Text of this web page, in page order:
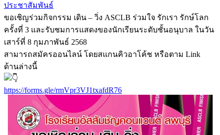
ประชาสัมพันธ์
ขอเชิญร่วมกิจกรรม เดิน – วิ่ง ASCLB ร่วมใจ รักเรา รักษ์โลก
ครั้งที่ 3 และรับชมการแสดงของนักเรียนระดับชั้นอนุบาล ในวัน
เสาร์ที่ 8 กุมภาพันธ์ 2568
สามารถสมัครออนไลน์ โดยสแกนคิวอาโค้ช หรือตาม Link
ด้านล่างนี้
https://forms.gle/rmVpr3VJ1txafdR76